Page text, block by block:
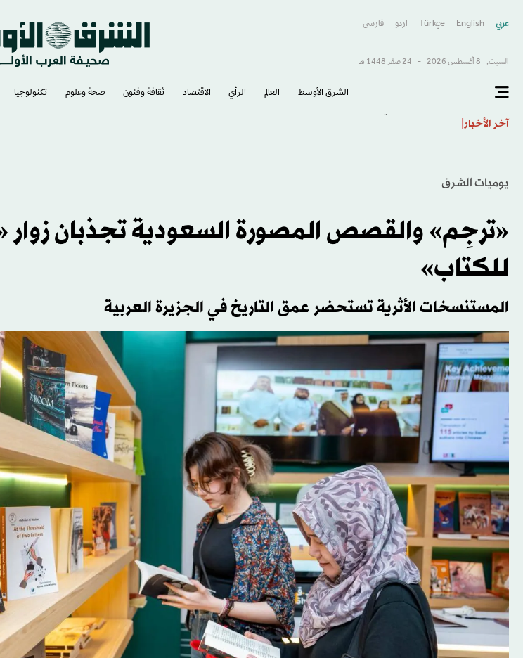
عربي English
Türkçe اردو فارسى
السبت, 8 أغسطس 2026 - 24 صفَر 1448 هـ
الشرق الأوسط​ العالم الرأي الاقتصاد ثقافة وفنون صحة وعلوم تكنولوجيا
آخر الأخبار
يوميات الشرق
«ترجِم» والقصص المصورة السعودية تجذبان زوار
للكتاب»
المستنسخات الأثرية تستحضر عمق التاريخ في الجزيرة العربية